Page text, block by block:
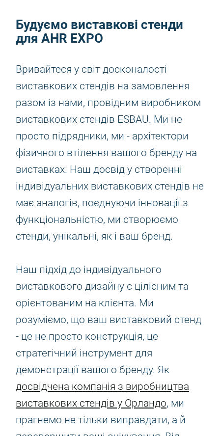
Будуємо виставкові стенди
для AHR EXPO
Вривайтеся у світ досконалості
виставкових стендів на замовлення
разом із нами, провідним виробником
виставкових стендів ESBAU. Ми не
просто підрядники, ми - архітектори
фізичного втілення вашого бренду на
виставках. Наш досвід у створенні
індивідуальних виставкових стендів не
має аналогів, поєднуючи інновації з
функціональністю, ми створюємо
стенди, унікальні, як і ваш бренд.
Наш підхід до індивідуального
виставкового дизайну є цілісним та
орієнтованим на клієнта. Ми
розуміємо, що ваш виставковий стенд
- це не просто конструкція, це
стратегічний інструмент для
демонстрації вашого бренду. Як
досвідчена компанія з виробництва
виставкових стендів у Орландо, ми
прагнемо не тільки виправдати, а й